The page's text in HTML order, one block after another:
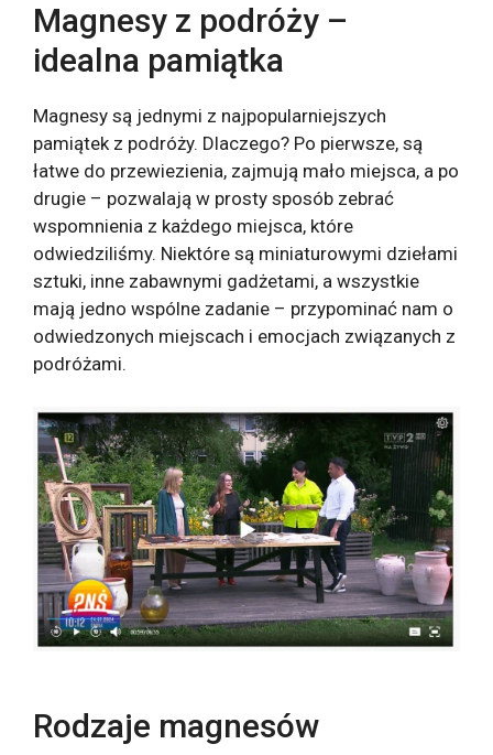
Magnesy z podróży –
idealna pamiątka
Magnesy są jednymi z najpopularniejszych
pamiątek z podróży. Dlaczego? Po pierwsze, są
łatwe do przewiezienia, zajmują mało miejsca, a po
drugie – pozwalają w prosty sposób zebrać
wspomnienia z każdego miejsca, które
odwiedziliśmy. Niektóre są miniaturowymi dziełami
sztuki, inne zabawnymi gadżetami, a wszystkie
mają jedno wspólne zadanie – przypominać nam o
odwiedzonych miejscach i emocjach związanych z
podróżami.
Rodzaje magnesów